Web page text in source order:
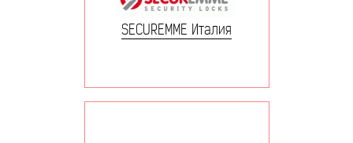
SECUREMME Италия